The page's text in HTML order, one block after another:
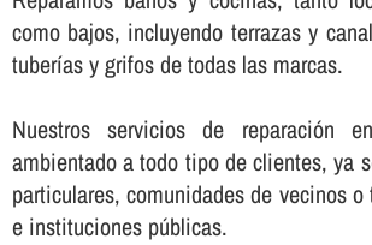
como bajos, incluyendo terrazas y
tuberí­as y grifos de todas las marcas.
Nuestros servicios de reparación
ambientado a todo tipo de clientes, ya
particulares, comunidades de vecinos
e instituciones públicas.